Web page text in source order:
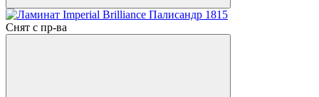
Снят с пр-ва